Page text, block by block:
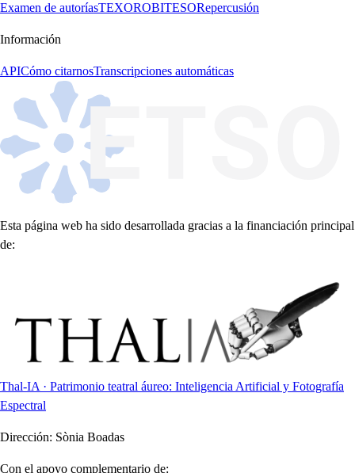
Examen de autoríasTEXOROBITESORepercusión
Información
APICómo citarnosTranscripciones automáticas
Esta página web ha sido desarrollada gracias a la financiación principal
de:
Thal-IA · Patrimonio teatral áureo: Inteligencia Artificial y Fotografía
Espectral
Dirección: Sònia Boadas
Con el apoyo complementario de: